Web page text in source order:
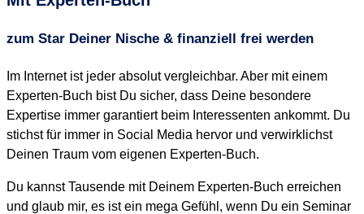
zum Star Deiner Nische & finanziell frei werden
Im Internet ist jeder absolut vergleichbar. Aber mit einem
Experten-Buch bist Du sicher, dass Deine besondere
Expertise immer garantiert beim Interessenten ankommt. Du
stichst für immer in Social Media hervor und verwirklichst
Deinen Traum vom eigenen Experten-Buch.
Du kannst Tausende mit Deinem Experten-Buch erreichen
und glaub mir, es ist ein mega Gefühl, wenn Du ein Seminar